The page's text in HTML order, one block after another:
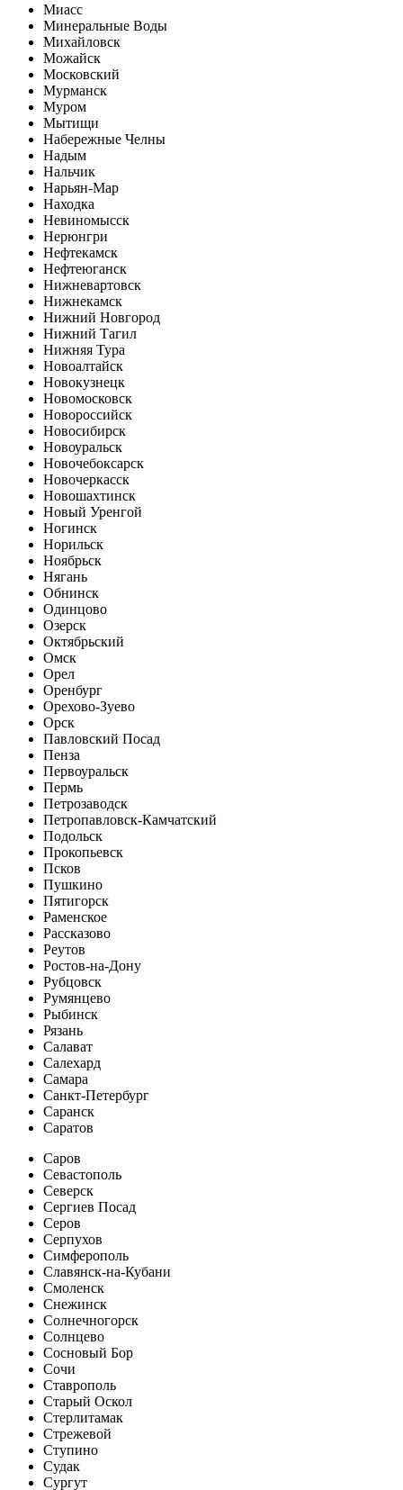
Миасс
Минеральные Воды
Михайловск
Можайск
Московский
Мурманск
Муром
Мытищи
Набережные Челны
Надым
Нальчик
Нарьян-Мар
Находка
Невиномысск
Нерюнгри
Нефтекамск
Нефтеюганск
Нижневартовск
Нижнекамск
Нижний Новгород
Нижний Тагил
Нижняя Тура
Новоалтайск
Новокузнецк
Новомосковск
Новороссийск
Новосибирск
Новоуральск
Новочебоксарск
Новочеркасск
Новошахтинск
Новый Уренгой
Ногинск
Норильск
Ноябрьск
Нягань
Обнинск
Одинцово
Озерск
Октябрьский
Омск
Орел
Оренбург
Орехово-Зуево
Орск
Павловский Посад
Пенза
Первоуральск
Пермь
Петрозаводск
Петропавловск-Камчатский
Подольск
Прокопьевск
Псков
Пушкино
Пятигорск
Раменское
Рассказово
Реутов
Ростов-на-Дону
Рубцовск
Румянцево
Рыбинск
Рязань
Салават
Салехард
Самара
Санкт-Петербург
Саранск
Саратов
Саров
Севастополь
Северск
Сергиев Посад
Серов
Серпухов
Симферополь
Славянск-на-Кубани
Смоленск
Снежинск
Солнечногорск
Солнцево
Сосновый Бор
Сочи
Ставрополь
Старый Оскол
Стерлитамак
Стрежевой
Ступино
Судак
Сургут